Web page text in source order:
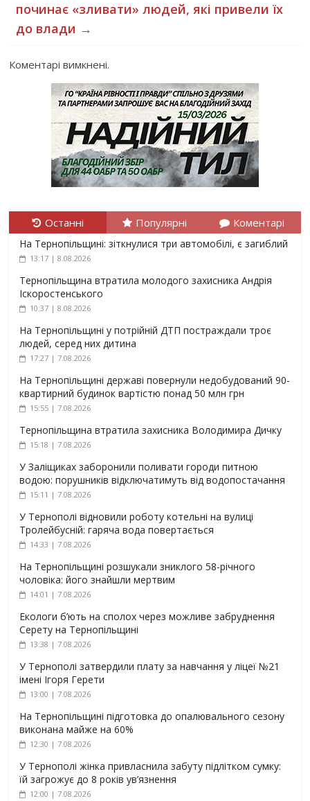
починає «зливати» людей, які привели їх
до влади →
Коментарі вимкнені.
Останні Популярні Коментарі
На Тернопільщині: зіткнулися три автомобілі, є загиблий
13:17 | 8.08.2026
Тернопільщина втратила молодого захисника Андрія
Іскоростенського
10:37 | 8.08.2026
На Тернопільщині у потрійній ДТП постраждали троє
людей, серед них дитина
17:27 | 7.08.2026
На Тернопільщині державі повернули недобудований 90-
квартирний будинок вартістю понад 50 млн грн
15:55 | 7.08.2026
Тернопільщина втратила захисника Володимира Дичку
15:18 | 7.08.2026
У Заліщиках заборонили поливати городи питною
водою: порушників відключатимуть від водопостачання
15:11 | 7.08.2026
У Тернополі відновили роботу котельні на вулиці
Тролейбусній: гаряча вода повертається
14:33 | 7.08.2026
На Тернопільщині розшукали зниклого 58-річного
чоловіка: його знайшли мертвим
14:01 | 7.08.2026
Екологи б’ють на сполох через можливе забруднення
Серету на Тернопільщині
13:38 | 7.08.2026
У Тернополі затвердили плату за навчання у ліцеї №21
імені Ігоря Герети
13:00 | 7.08.2026
На Тернопільщині підготовка до опалювального сезону
виконана майже на 60%
12:30 | 7.08.2026
У Тернополі жінка привласнила забуту підлітком сумку:
їй загрожує до 8 років ув’язнення
12:00 | 7.08.2026